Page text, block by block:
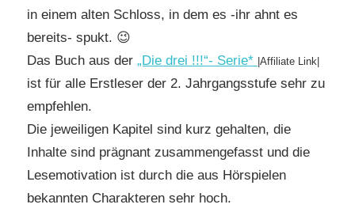
in einem alten Schloss, in dem es -ihr ahnt es
bereits- spukt. 😉
Das Buch aus der „Die drei !!!“- Serie* |Affiliate Link|
ist für alle Erstleser der 2. Jahrgangsstufe sehr zu
empfehlen.
Die jeweiligen Kapitel sind kurz gehalten, die
Inhalte sind prägnant zusammengefasst und die
Lesemotivation ist durch die aus Hörspielen
bekannten Charakteren sehr hoch.